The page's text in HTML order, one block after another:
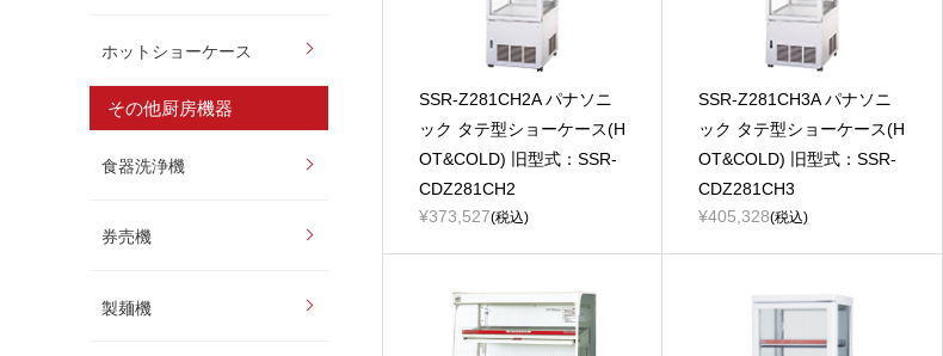
ホットショーケース
その他厨房機器
食器洗浄機
券売機
製麺機
SSR-Z281CH2A パナソニ
ック タテ型ショーケース(H
OT&COLD) 旧型式：SSR-
CDZ281CH2
¥373,527(税込)
SSR-Z281CH3A パナソニ
ック タテ型ショーケース(H
OT&COLD) 旧型式：SSR-
CDZ281CH3
¥405,328(税込)